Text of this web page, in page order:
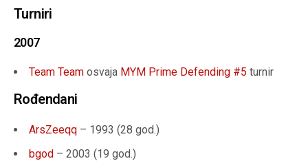
Turniri
2007
Team Team osvaja MYM Prime Defending #5 turnir
Rođendani
ArsZeeqq – 1993 (28 god.)
bgod – 2003 (19 god.)